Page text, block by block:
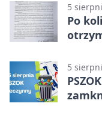
5
Po
5